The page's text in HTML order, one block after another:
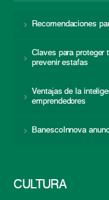
Recomendaciones
Claves para proteger
prevenir estafas
Ventajas de la
emprendedores
BanescoInnova
CULTURA